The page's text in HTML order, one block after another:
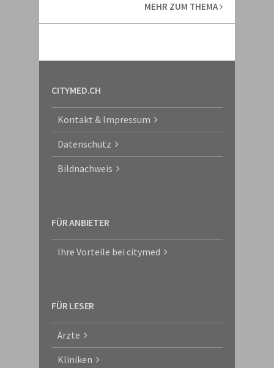
MEHR ZUM THEMA
CITYMED.CH
Kontakt & Impressum
Datenschutz
Bildnachweis
FÜR ANBIETER
Ihre Vorteile bei citymed
FÜR LESER
Ärzte
Kliniken